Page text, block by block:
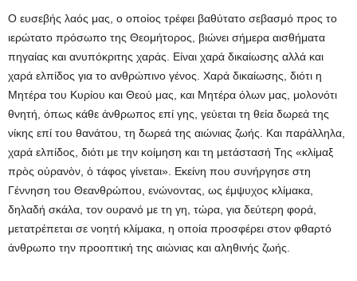
Ο ευσεβής λαός μας, ο οποίος τρέφει βαθύτατο σεβασμό προς το
ιερώτατο πρόσωπο της Θεομήτορος, βιώνει σήμερα αισθήματα
πηγαίας και ανυπόκριτης χαράς. Είναι χαρά δικαίωσης αλλά και
χαρά ελπίδος για το ανθρώπινο γένος. Χαρά δικαίωσης, διότι η
Μητέρα του Κυρίου και Θεού μας, και Μητέρα όλων μας, μολονότι
θνητή, όπως κάθε άνθρωπος επί γης, γεύεται τη θεία δωρεά της
νίκης επί του θανάτου, τη δωρεά της αιώνιας ζωής. Και παράλληλα,
χαρά ελπίδος, διότι με την κοίμηση και τη μετάστασή Της «κλίμαξ
πρὸς οὐρανὸν, ὁ τάφος γίνεται». Εκείνη που συνήργησε στη
Γέννηση του Θεανθρώπου, ενώνοντας, ως έμψυχος κλίμακα,
δηλαδή σκάλα, τον ουρανό με τη γη, τώρα, για δεύτερη φορά,
μετατρέπεται σε νοητή κλίμακα, η οποία προσφέρει στον φθαρτό
άνθρωπο την προοπτική της αιώνιας και αληθινής ζωής.